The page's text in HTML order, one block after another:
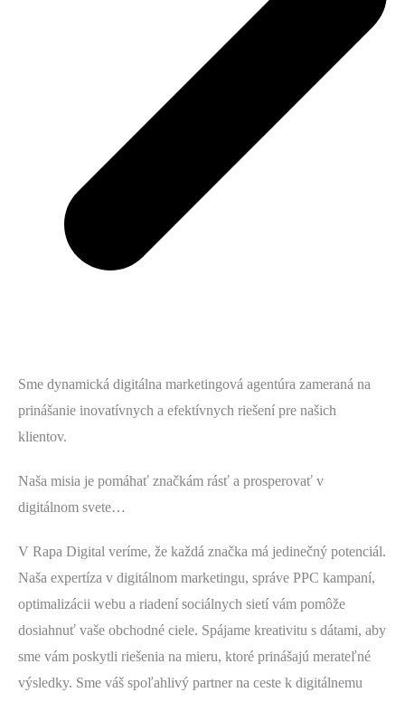
Sme dynamická digitálna marketingová agentúra zameraná na
prinášanie inovatívnych a efektívnych riešení pre našich
klientov.
Naša misia je pomáhať značkám rásť a prosperovať v
digitálnom svete…
V Rapa Digital veríme, že každá značka má jedinečný potenciál.
Naša expertíza v digitálnom marketingu, správe PPC kampaní,
optimalizácii webu a riadení sociálnych sietí vám pomôže
dosiahnuť vaše obchodné ciele. Spájame kreativitu s dátami, aby
sme vám poskytli riešenia na mieru, ktoré prinášajú merateľné
výsledky. Sme váš spoľahlivý partner na ceste k digitálnemu